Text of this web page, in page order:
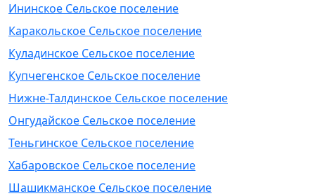
Ининское Сельское поселение
Каракольское Сельское поселение
Куладинское Сельское поселение
Купчегенское Сельское поселение
Нижне-Талдинское Сельское поселение
Онгудайское Сельское поселение
Теньгинское Сельское поселение
Хабаровское Сельское поселение
Шашикманское Сельское поселение